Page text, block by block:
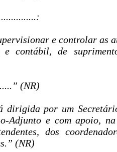
e controlar as
e contábil, de
(NR)
dirigida por um
Adjunto e com apoio,
dos
(NR)